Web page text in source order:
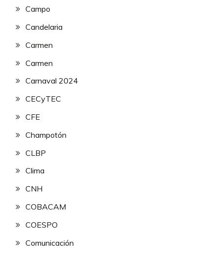
Campo
Candelaria
Carmen
Carmen
Carnaval 2024
CECyTEC
CFE
Champotón
CLBP
Clima
CNH
COBACAM
COESPO
Comunicación